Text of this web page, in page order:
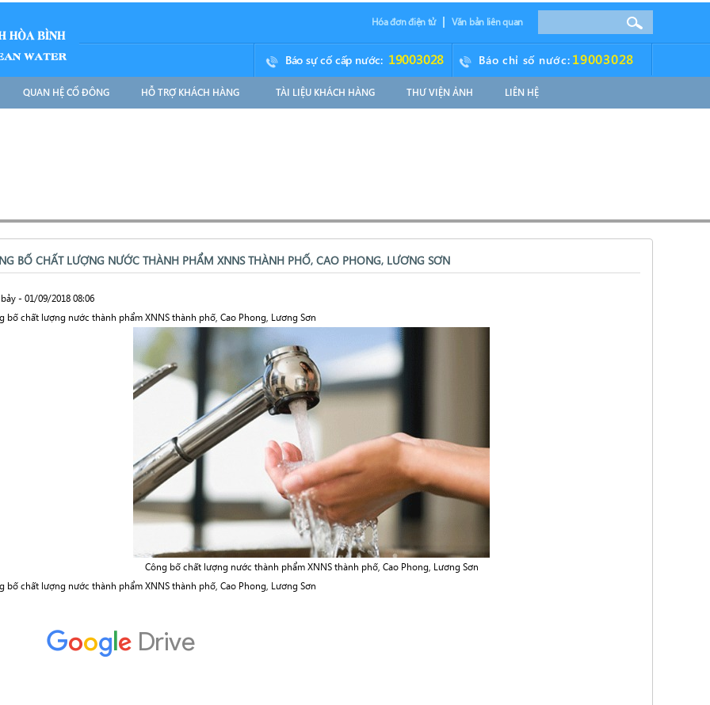
Hóa đơn điện tử Văn bản liên quan
QUAN HỆ CỔ ĐÔNG HỖ TRỢ KHÁCH HÀNG TÀI LIỆU KHÁCH HÀNG THƯ VIỆN ẢNH LIÊN HỆ
Báo sự cố cấp nước: 19003028 Báo chỉ số nước: 19003028
BỐ CHẤT LƯỢNG NƯỚC THÀNH PHẨM XNNS THÀNH PHỐ, CAO PHONG, LƯƠNG SƠN
- 01/09/2018 08:06
bố chất lượng nước thành phẩm XNNS thành phố, Cao Phong, Lương Sơn
Công bố chất lượng nước thành phẩm XNNS thành phố, Cao Phong, Lương Sơn
bố chất lượng nước thành phẩm XNNS thành phố, Cao Phong, Lương Sơn